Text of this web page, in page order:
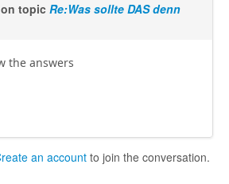
topic Re:Was sollte DAS denn
the answers
an account to join the conversation.